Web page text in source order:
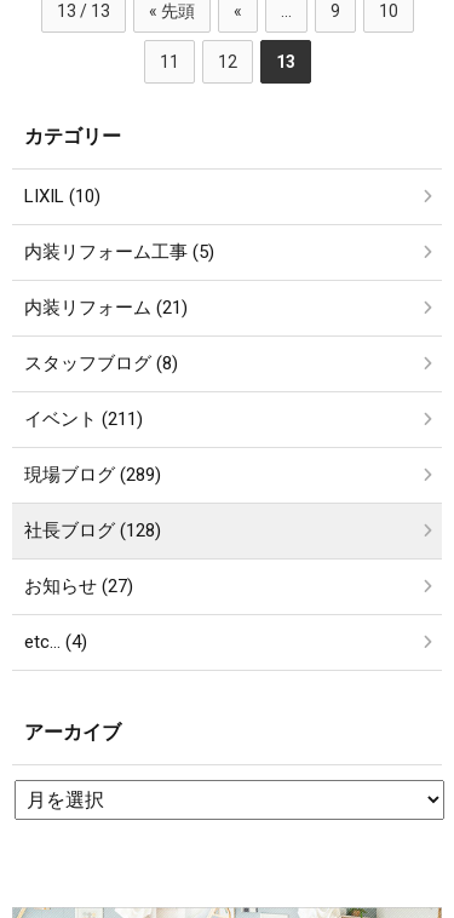
13 / 13 « 先頭 « 9 10
11 12 13
カテゴリー
LIXIL (10)
内装リフォーム工事 (5)
内装リフォーム (21)
スタッフブログ (8)
イベント (211)
現場ブログ (289)
社長ブログ (128)
お知らせ (27)
etc… (4)
アーカイブ